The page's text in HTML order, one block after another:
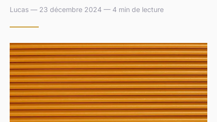
Lucas — 23 décembre 2024 — 4 min de lecture